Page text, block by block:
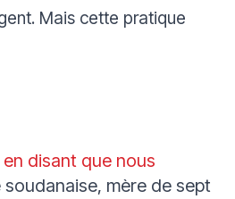
Mais cette pratique
disant que nous
mère de sept